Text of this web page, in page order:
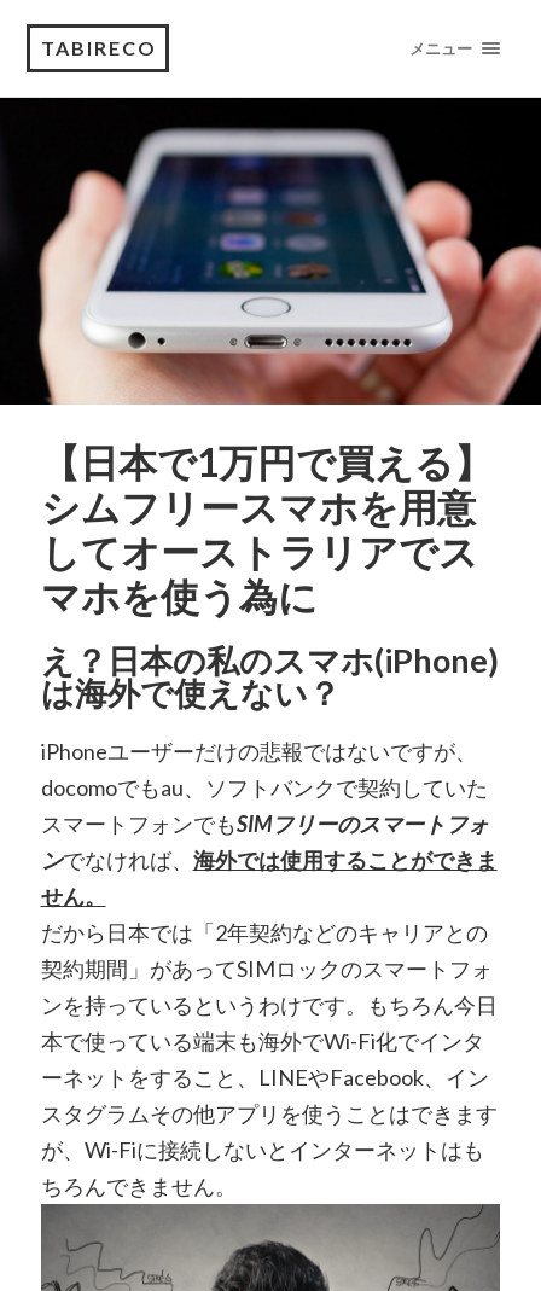
TABIRECO メニュー
【日本で1万円で買える】
シムフリースマホを用意
してオーストラリアでス
マホを使う為に
え？日本の私のスマホ(iPhone)
は海外で使えない？
iPhoneユーザーだけの悲報ではないですが、
docomoでもau、ソフトバンクで契約していた
スマートフォンでもSIMフリーのスマートフォ
ンでなければ、 海外では使用することができま
せん。
だから日本では「2年契約などのキャリアとの
契約期間」があってSIMロックのスマートフォ
ンを持っているというわけです。もちろん今日
本で使っている端末も海外でWi-Fi化でインタ
ーネットをすること、LINEやFacebook、イン
スタグラムその他アプリを使うことはできます
が、Wi-Fiに接続しないとインターネットはも
ちろんできません。